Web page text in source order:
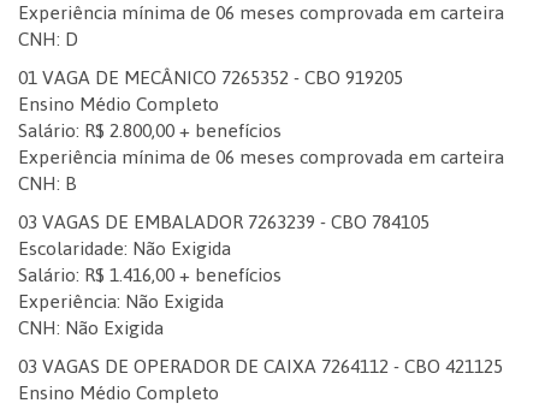
Experiência mínima de 06 meses comprovada em carteira
CNH: D
01 VAGA DE MECÂNICO 7265352 - CBO 919205
Ensino Médio Completo
Salário: R$ 2.800,00 + benefícios
Experiência mínima de 06 meses comprovada em carteira
CNH: B
03 VAGAS DE EMBALADOR 7263239 - CBO 784105
Escolaridade: Não Exigida
Salário: R$ 1.416,00 + benefícios
Experiência: Não Exigida
CNH: Não Exigida
03 VAGAS DE OPERADOR DE CAIXA 7264112 - CBO 421125
Ensino Médio Completo